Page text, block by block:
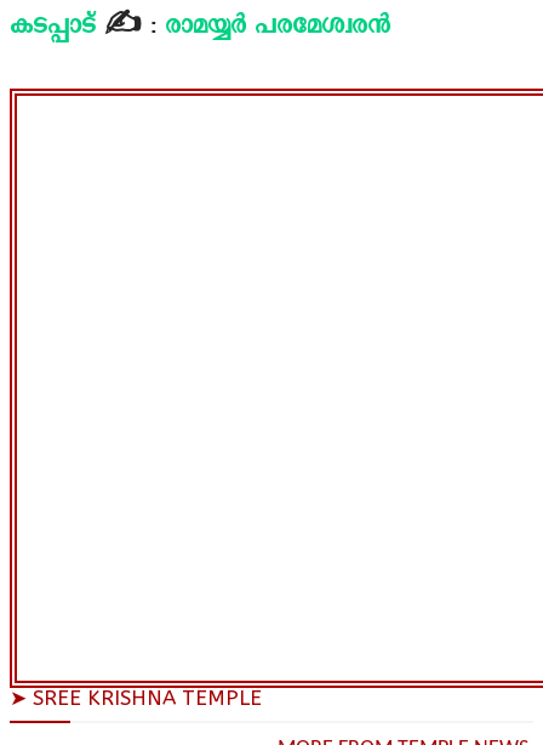
കടപ്പാട് ✍️ : രാമയ്യർ പരമേശ്വരൻ
➤ SREE KRISHNA TEMPLE